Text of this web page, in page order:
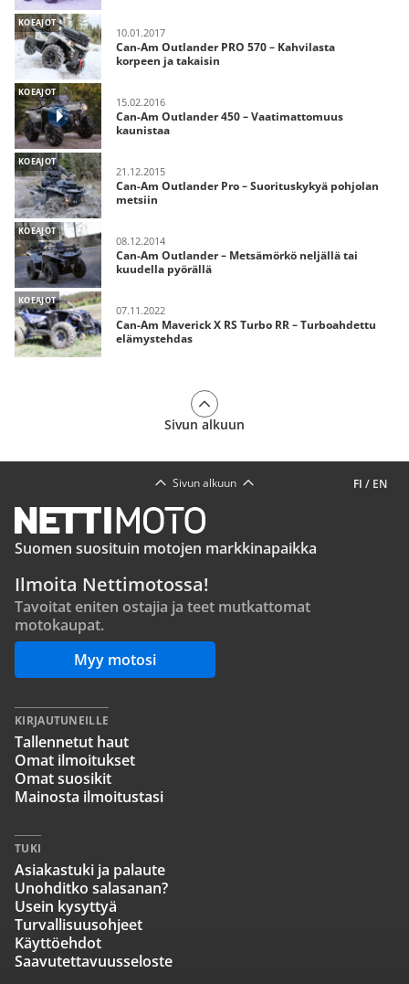
KOEAJOT
10.01.2017
Can-Am Outlander PRO 570 – Kahvilasta
korpeen ja takaisin
KOEAJOT
15.02.2016
Can-Am Outlander 450 – Vaatimattomuus
kaunistaa
KOEAJOT
21.12.2015
Can-Am Outlander Pro – Suorituskykyä pohjolan
metsiin
KOEAJOT
08.12.2014
Can-Am Outlander – Metsämörkö neljällä tai
kuudella pyörällä
KOEAJOT
07.11.2022
Can-Am Maverick X RS Turbo RR – Turboahdettu
elämystehdas
Sivun alkuun
FI / EN
Sivun alkuun
Suomen suosituin motojen markkinapaikka
Ilmoita Nettimotossa!
Tavoitat eniten ostajia ja teet mutkattomat
motokaupat.
Myy motosi
KIRJAUTUNEILLE
Tallennetut haut
Omat ilmoitukset
Omat suosikit
Mainosta ilmoitustasi
TUKI
Asiakastuki ja palaute
Unohditko salasanan?
Usein kysyttyä
Turvallisuusohjeet
Käyttöehdot
Saavutettavuusseloste